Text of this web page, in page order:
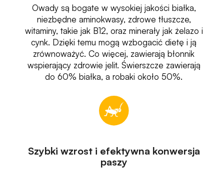
Owady są bogate w wysokiej jakości białka,
niezbędne aminokwasy, zdrowe tłuszcze,
witaminy, takie jak B12, oraz minerały jak żelazo i
cynk. Dzięki temu mogą wzbogacić dietę i ją
zrównoważyć. Co więcej, zawierają błonnik
wspierający zdrowie jelit. Świerszcze zawierają
do 60% białka, a robaki około 50%.
Szybki wzrost i efektywna konwersja
paszy